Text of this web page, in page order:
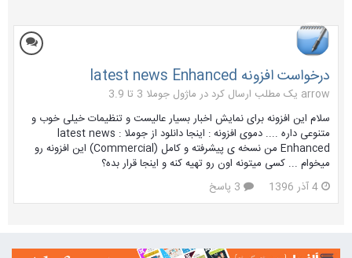
درخواست افزونه latest news Enhanced
arrow یک مطلب ارسال کرد در
ماژول جوملا 3 تا 3.9
سلام این افزونه برای نمایش اخبار بسیار عالیست و تنظیمات خیلی خوب و
متنوعی داره .... دموی افزونه : اینجا دانلود از جوملا : latest news
Enhanced من نسخه ی پیشرفته و کامل (Commercial) این افزونه رو
میخوام ... کسی میتونه اون رو تهیه کنه و اینجا قرار بده؟
4 آذر 1396